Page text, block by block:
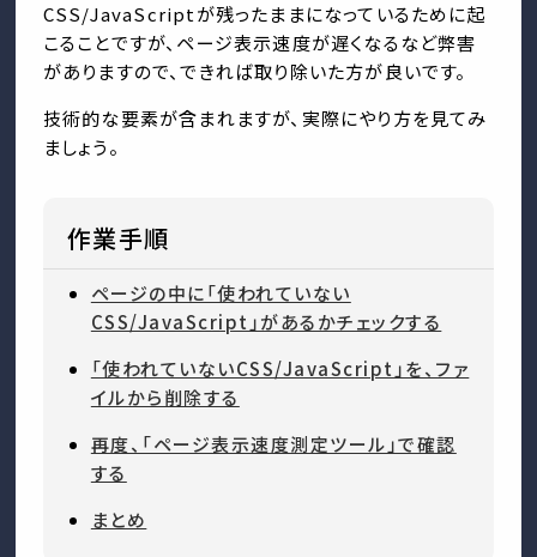
CSS/JavaScriptが残ったままになっているために起
こることですが、ページ表示速度が遅くなるなど弊害
がありますので、できれば取り除いた方が良いです。
技術的な要素が含まれますが、実際にやり方を見てみ
ましょう。
作業手順
ページの中に「使われていない
CSS/JavaScript」があるかチェックする
「使われていないCSS/JavaScript」を、ファ
イルから削除する
再度、「ページ表示速度測定ツール」で確認
する
まとめ